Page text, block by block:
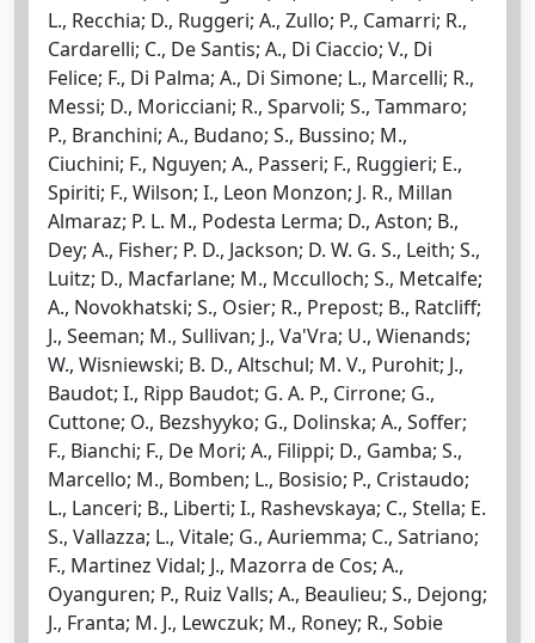
L., Recchia; D., Ruggeri; A., Zullo; P., Camarri; R.,
Cardarelli; C., De Santis; A., Di Ciaccio; V., Di
Felice; F., Di Palma; A., Di Simone; L., Marcelli; R.,
Messi; D., Moricciani; R., Sparvoli; S., Tammaro;
P., Branchini; A., Budano; S., Bussino; M.,
Ciuchini; F., Nguyen; A., Passeri; F., Ruggieri; E.,
Spiriti; F., Wilson; I., Leon Monzon; J. R., Millan
Almaraz; P. L. M., Podesta Lerma; D., Aston; B.,
Dey; A., Fisher; P. D., Jackson; D. W. G. S., Leith; S.,
Luitz; D., Macfarlane; M., Mcculloch; S., Metcalfe;
A., Novokhatski; S., Osier; R., Prepost; B., Ratcliff;
J., Seeman; M., Sullivan; J., Va'Vra; U., Wienands;
W., Wisniewski; B. D., Altschul; M. V., Purohit; J.,
Baudot; I., Ripp Baudot; G. A. P., Cirrone; G.,
Cuttone; O., Bezshyyko; G., Dolinska; A., Soffer;
F., Bianchi; F., De Mori; A., Filippi; D., Gamba; S.,
Marcello; M., Bomben; L., Bosisio; P., Cristaudo;
L., Lanceri; B., Liberti; I., Rashevskaya; C., Stella; E.
S., Vallazza; L., Vitale; G., Auriemma; C., Satriano;
F., Martinez Vidal; J., Mazorra de Cos; A.,
Oyanguren; P., Ruiz Valls; A., Beaulieu; S., Dejong;
J., Franta; M. J., Lewczuk; M., Roney; R., Sobie